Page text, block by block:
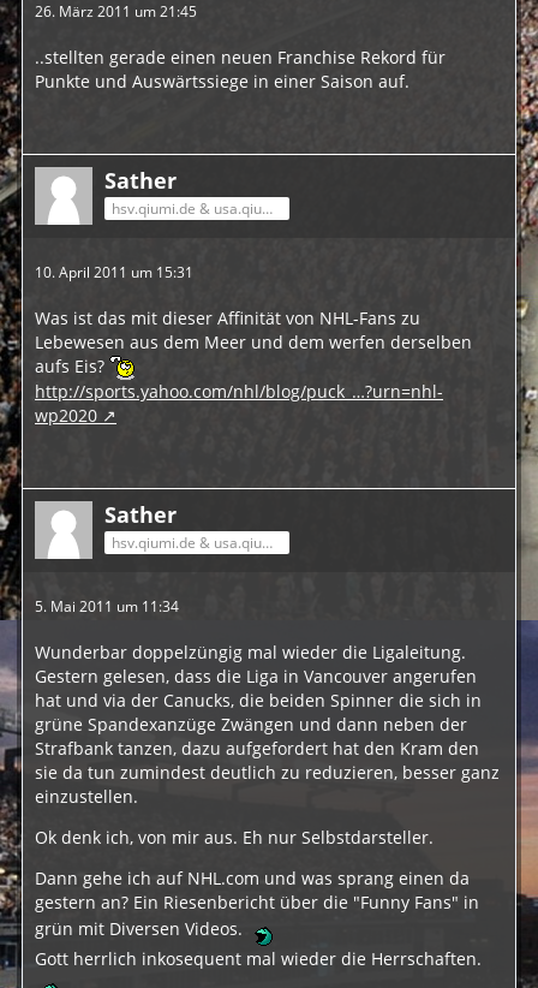
26. März 2011 um 21:45
..stellten gerade einen neuen Franchise Rekord für
Punkte und Auswärtssiege in einer Saison auf.
Sather
hsv.qiumi.de & usa.qiumi.de
10. April 2011 um 15:31
Was ist das mit dieser Affinität von NHL-Fans zu
Lebewesen aus dem Meer und dem werfen derselben
aufs Eis?
http://sports.yahoo.com/nhl/blog/puck_…?urn=nhl-
wp2020
Sather
hsv.qiumi.de & usa.qiumi.de
5. Mai 2011 um 11:34
Wunderbar doppelzüngig mal wieder die Ligaleitung.
Gestern gelesen, dass die Liga in Vancouver angerufen
hat und via der Canucks, die beiden Spinner die sich in
grüne Spandexanzüge Zwängen und dann neben der
Strafbank tanzen, dazu aufgefordert hat den Kram den
sie da tun zumindest deutlich zu reduzieren, besser ganz
einzustellen.
Ok denk ich, von mir aus. Eh nur Selbstdarsteller.
Dann gehe ich auf NHL.com und was sprang einen da
gestern an? Ein Riesenbericht über die "Funny Fans" in
grün mit Diversen Videos.
Gott herrlich inkosequent mal wieder die Herrschaften.